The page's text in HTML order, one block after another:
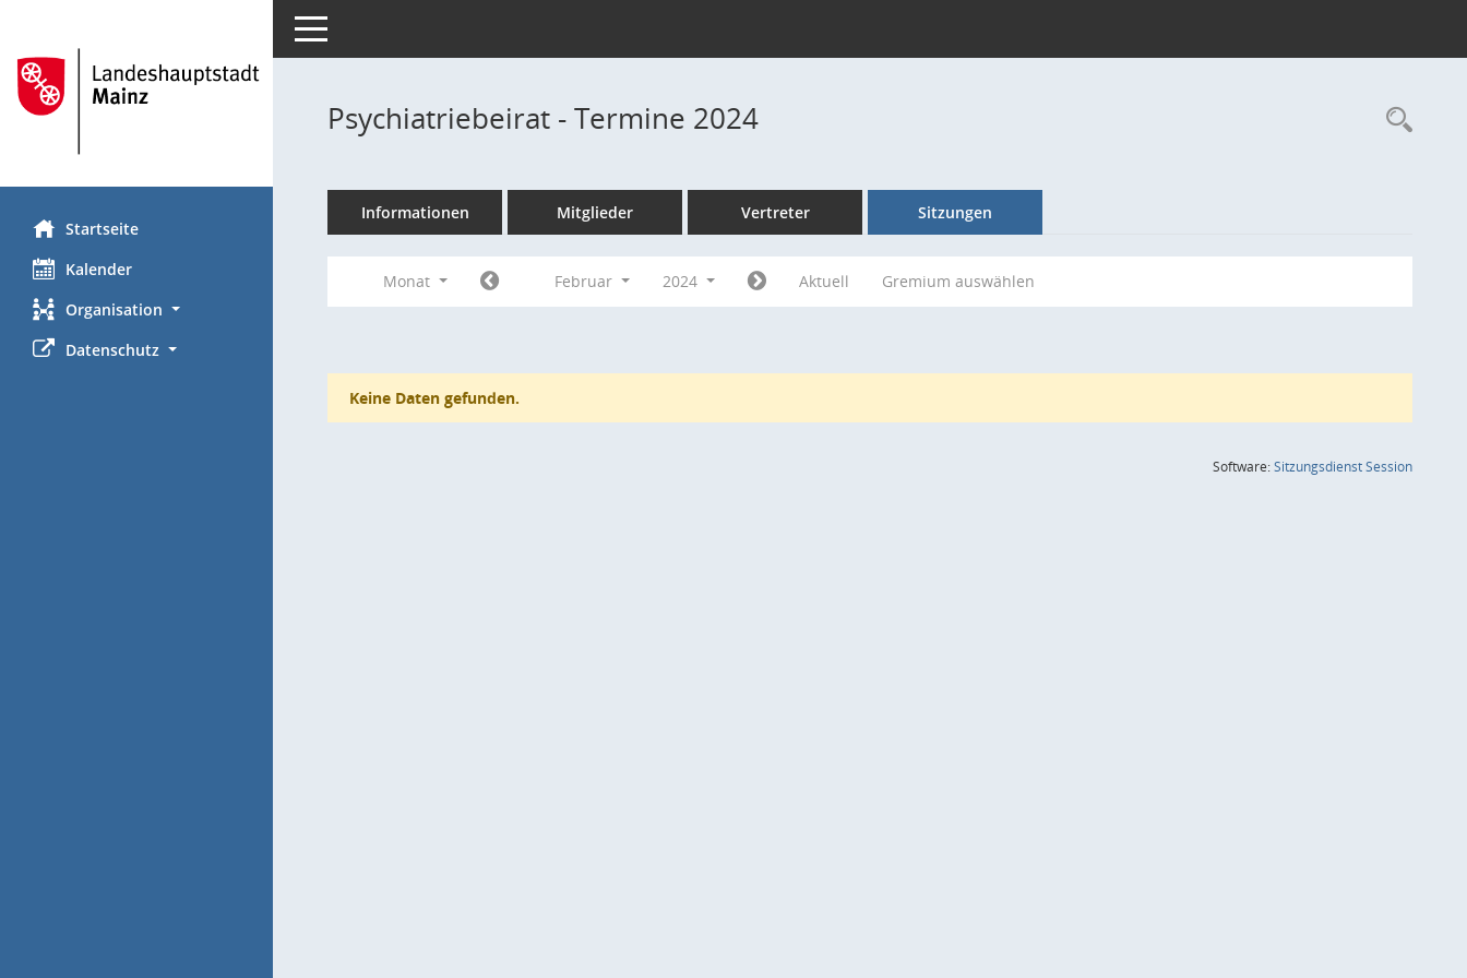
Startseite
Kalender
Organisation
Datenschutz
Toggle navigation
Psychiatriebeirat - Termine 2024
Informationen Mitglieder Vertreter Sitzungen
Monat Februar 2024 Aktuell Gremium auswählen
Keine Daten gefunden.
Software:SitzungsdienstSession(Wird in